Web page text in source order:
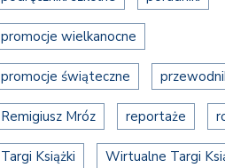
promocje wielkanocne
promocje świąteczne
Remigiusz Mróz reportaże
Targi Książki Wirtualne Targi